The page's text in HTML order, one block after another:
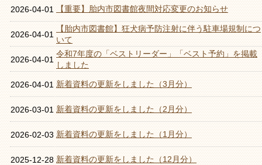
2026-04-01 【重要】胎内市図書館夜間対応変更のお知らせ
2026-04-01
【胎内市図書館】狂犬病予防注射に伴う駐車場規制につ
いて
2026-04-01
令和7年度の「ベストリーダー」「ベスト予約」を掲載
しました
2026-04-01 新着資料の更新をしました（3月分）
2026-03-01 新着資料の更新をしました（2月分）
2026-02-03 新着資料の更新をしました（1月分）
2025-12-28 新着資料の更新をしました（12月分）